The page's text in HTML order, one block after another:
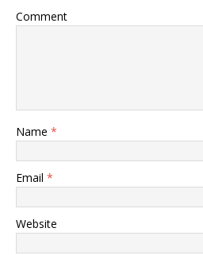
Comment
Name *
Email *
Website